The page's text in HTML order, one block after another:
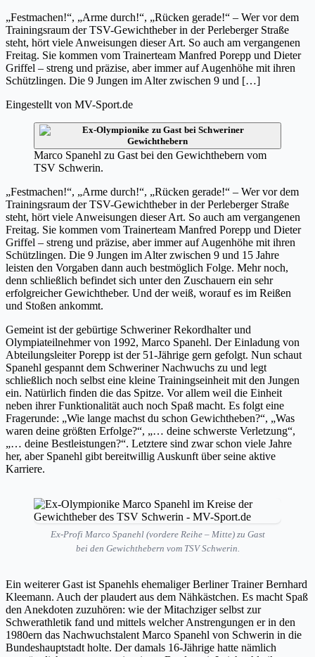
„Festmachen!“, „Arme durch!“, „Rücken gerade!“ – Wer vor dem
Trainingsraum der TSV-Gewichtheber in der Perleberger Straße
steht, hört viele Anweisungen dieser Art. So auch am vergangenen
Freitag. Sie kommen vom Trainerteam Manfred Porepp und Dieter
Griffel – streng und präzise, aber immer auf Augenhöhe mit ihren
Schützlingen. Die 9 Jungen im Alter zwischen 9 und […]
Eingestellt von MV-Sport.de
Marco Spanehl zu Gast bei den Gewichthebern vom
TSV Schwerin.
„Festmachen!“, „Arme durch!“, „Rücken gerade!“ – Wer vor dem
Trainingsraum der TSV-Gewichtheber in der Perleberger Straße
steht, hört viele Anweisungen dieser Art. So auch am vergangenen
Freitag. Sie kommen vom Trainerteam Manfred Porepp und Dieter
Griffel – streng und präzise, aber immer auf Augenhöhe mit ihren
Schützlingen. Die 9 Jungen im Alter zwischen 9 und 15 Jahre
leisten den Vorgaben dann auch bestmöglich Folge. Mehr noch,
denn schließlich befindet sich unter den Zuschauern ein sehr
erfolgreicher Gewichtheber. Und der weiß, worauf es im Reißen
und Stoßen ankommt.
Gemeint ist der gebürtige Schweriner Rekordhalter und
Olympiateilnehmer von 1992, Marco Spanehl. Der Einladung von
Abteilungsleiter Porepp ist der 51-Jährige gern gefolgt. Nun schaut
Spanehl gespannt dem Schweriner Nachwuchs zu und legt
schließlich noch selbst eine kleine Trainingseinheit mit den Jungen
ein. Natürlich finden die das Spitze. Vor allem weil die Einheit
neben ihrer Funktionalität auch noch Spaß macht. Es folgt eine
Fragerunde: „Wie lange machst du schon Gewichtheben?“, „Was
waren deine größten Erfolge?“, „… deine schwerste Verletzung“,
„… deine Bestleistungen?“. Letztere sind zwar schon viele Jahre
her, aber Spanehl gibt bereitwillig Auskunft über seine aktive
Karriere.
Ex-Profi Marco Spanehl (vordere Reihe – Mitte) zu Gast
bei den Gewichthebern vom TSV Schwerin.
Ein weiterer Gast ist Spanehls ehemaliger Berliner Trainer Bernhard
Kleemann. Auch der plaudert aus dem Nähkästchen. Es macht Spaß
den Anekdoten zuzuhören: wie der Mitachziger selbst zur
Schwerathletik fand und mittels welcher Anstrengungen er in den
1980ern das Nachwuchstalent Marco Spanehl von Schwerin in die
Bundeshauptstadt holte. Der damals 16-Jährige hatte nämlich